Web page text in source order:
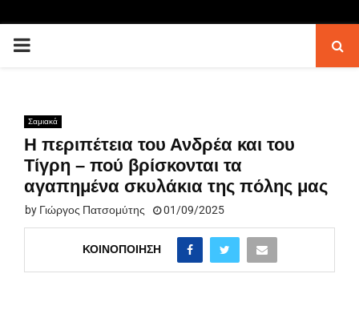
PRIMARY
Σαμιακά
Η περιπέτεια του Ανδρέα και του
Τίγρη – πού βρίσκονται τα
αγαπημένα σκυλάκια της πόλης μας
by Γιώργος Πατσομύτης 01/09/2025
ΚΟΙΝΟΠΟΊΗΣΗ